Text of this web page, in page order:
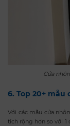
Cửa
6. Top 20+ mẫu
Với các mẫu cửa
tích rộng hơn so với 1